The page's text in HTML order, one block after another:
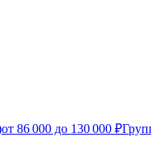
от 86 000 до 130 000 ₽